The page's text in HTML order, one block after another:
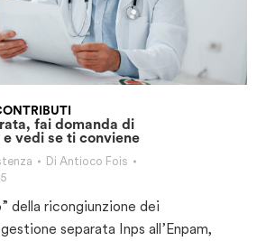
fai domanda di
vedi se ti conviene
Di Antioco Fois
della ricongiunzione dei
separata Inps all’Enpam,